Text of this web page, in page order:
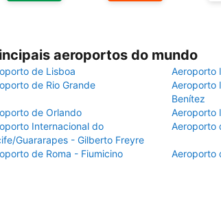
aeroportos do mundo
de Lisboa
Aeroporto
de Rio Grande
Aeroporto
Benítez
de Orlando
Aeroporto
Internacional do
Guararapes - Gilberto Freyre
Aeroporto
de Roma - Fiumicino Aeroporto